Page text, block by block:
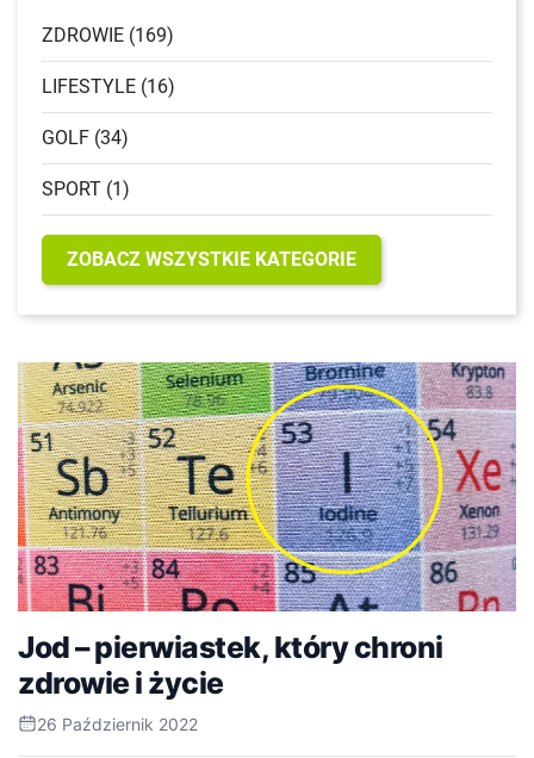
ZDROWIE (169)
LIFESTYLE (16)
GOLF (34)
SPORT (1)
ZOBACZ WSZYSTKIE KATEGORIE
Jod – pierwiastek, który chroni
zdrowie i życie
26 Październik 2022